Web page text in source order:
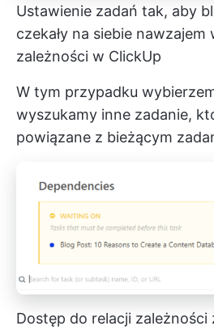
Ustawienie zadań tak, aby
czekały na siebie
zależności w ClickUp
W tym przypadku
wyszukamy inne zadanie,
powiązane z bieżącym
Dostęp do relacji zależności